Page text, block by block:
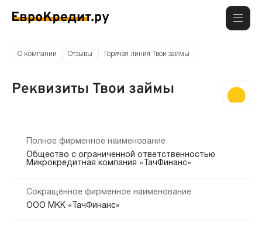
О компании Отзывы Горячая линия Твои займы
Реквизиты Твои займы
Полное фирменное наименование
Общество с ограниченной ответственностью
Микрокредитная компания «ТачФинанс»
Сокращённое фирменное наименование
ООО МКК «ТачФинанс»